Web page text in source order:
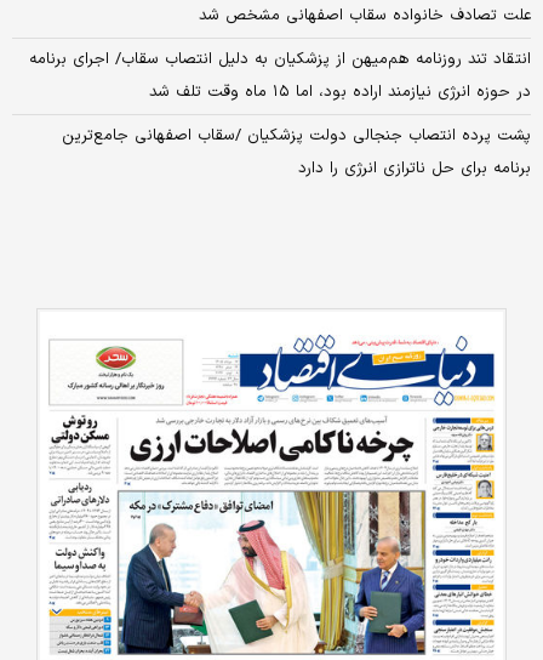
علت تصادف خانواده سقاب اصفهانی مشخص شد
انتقاد تند روزنامه هم‌میهن از پزشکیان به دلیل انتصاب سقاب/ اجرای برنامه
در حوزه انرژی نیازمند اراده بود، اما ۱۵ ماه وقت تلف شد
پشت پرده انتصاب جنجالی دولت پزشکیان /سقاب اصفهانی جامع‌ترین
برنامه برای حل ناترازی انرژی را دارد